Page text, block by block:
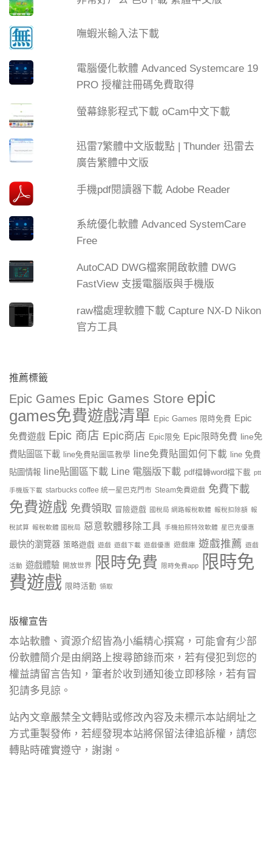
嘸蝦米輸入法下載
電腦優化軟體 Advanced Systemcare 19
PRO 授權註冊碼免費取得
螢幕錄影程式下載 oCam中文下載
迅雷7繁體中文版載點 | Thunder 迅雷去
廣告繁體中文版
手機pdf閱讀器下載 Adobe Reader
系統優化軟體 Advanced SystemCare
Free
AutoCAD DWG檔案開啟軟體 DWG
FastView 支援電腦版與手機版
raw檔處理軟體下載 Capture NX-D Nikon
官方工具
推薦標籤
Epic Games Epic Games Store epic
games免費遊戲清單 Epic Games 限時免費 Epic
免費遊戲 Epic 商店 Epic商店 Epic限免 Epic限時免費 line免
費貼圖區下載
line免費貼圖區教學 line免費貼圖如何下載
line 免費
貼圖情報
line貼圖區下載 Line 電腦版下載 pdf檔轉word檔下載 ptt
手機版下載 starbucks coffee 統一星巴克門市 Steam免費遊戲 免費下載
免費遊戲 免費領取 冒險遊戲 國稅局 網路報稅軟體 報稅扣除額 報
稅試算 報稅軟體 國稅局 惡意軟體移除工具 手機拍照特效軟體 星巴克優惠
最快的瀏覽器 策略遊戲 遊戲 遊戲下載 遊戲優惠 遊戲庫 遊戲推薦 遊戲
活動 遊戲體驗 開放世界 限時免費 限時免費app
限時免
費遊戲 限時活動 領取
版權宣告
本站軟體、資源介紹皆為小編精心撰寫，可能會有少部
份軟體簡介是由網路上搜尋節錄而來，若有侵犯到您的
權益請留言告知，筆者於收到通知後立即移除，若有冒
犯請多見諒。
站內文章嚴禁全文轉貼或修改內容及未標示本站網址之
方式重製發佈，若經發現本站將保留法律追訴權，請您
轉貼時確實遵守，謝謝。